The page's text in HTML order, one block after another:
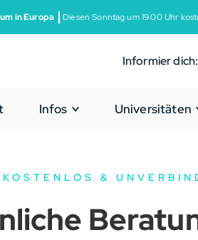
in Europa Diesen Sonntag um 19:00 Uhr
Informier dich:
Infos Universitäten
KOSTENLOS &